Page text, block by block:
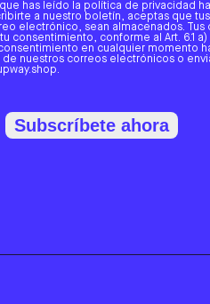
que has leído la política de privacidad
a nuestro boletín, aceptas que
electrónico, sean almacenados. Tus
consentimiento, conforme al Art. 6.1 a)
en cualquier momento
de nuestros correos electrónicos o
Subscríbete ahora